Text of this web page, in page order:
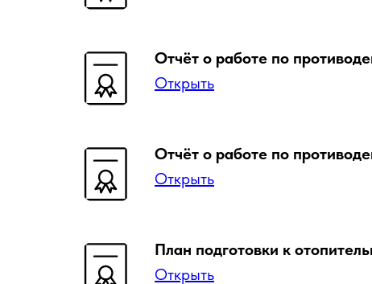
Отчёт о работе по
Открыть
Отчёт о работе по
Открыть
План подготовки к
Открыть